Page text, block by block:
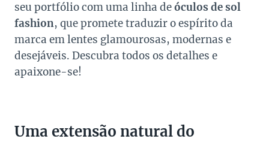
seu portfólio com uma linha deóculos de sol
fashion, que promete traduzir o espírito da
marca em lentes glamourosas, modernas e
desejáveis. Descubra todos os detalhes e
apaixone-se!
Uma extensão natural do